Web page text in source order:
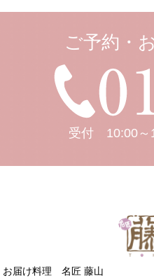
ご予約・
受付 10:00～
お届け料理 名匠 藤山